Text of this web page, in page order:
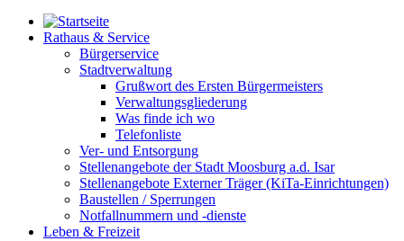
Rathaus & Service
Bürgerservice
Stadtverwaltung
Grußwort des Ersten Bürgermeisters
Verwaltungsgliederung
Was finde ich wo
Telefonliste
Ver- und Entsorgung
Stellenangebote der Stadt Moosburg a.d. Isar
Stellenangebote Externer Träger (KiTa-Einrichtungen)
Baustellen / Sperrungen
Notfallnummern und -dienste
Leben & Freizeit